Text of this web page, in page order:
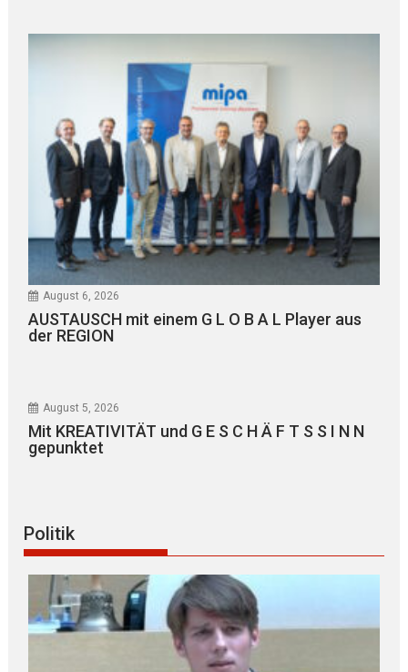
August 6, 2026
AUSTAUSCH mit einem G L O B A L Player aus
der REGION
August 5, 2026
Mit KREATIVITÄT und G E S C H Ä F T S S I N N
gepunktet
Politik